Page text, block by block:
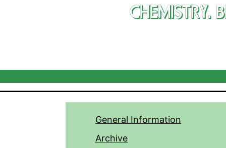
CHEMISTRY.
General Information
Archive